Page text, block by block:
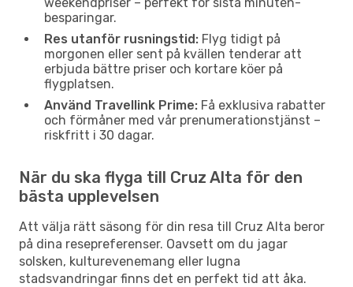
besparingar.
Res utanför rusningstid: Flyg tidigt på
morgonen eller sent på kvällen tenderar att
erbjuda bättre priser och kortare köer på
flygplatsen.
Använd Travellink Prime: Få exklusiva rabatter
och förmåner med vår prenumerationstjänst –
riskfritt i 30 dagar.
När du ska flyga till Cruz Alta för den
bästa upplevelsen
Att välja rätt säsong för din resa till Cruz Alta beror
på dina resepreferenser. Oavsett om du jagar
solsken, kulturevenemang eller lugna
stadsvandringar finns det en perfekt tid att åka.